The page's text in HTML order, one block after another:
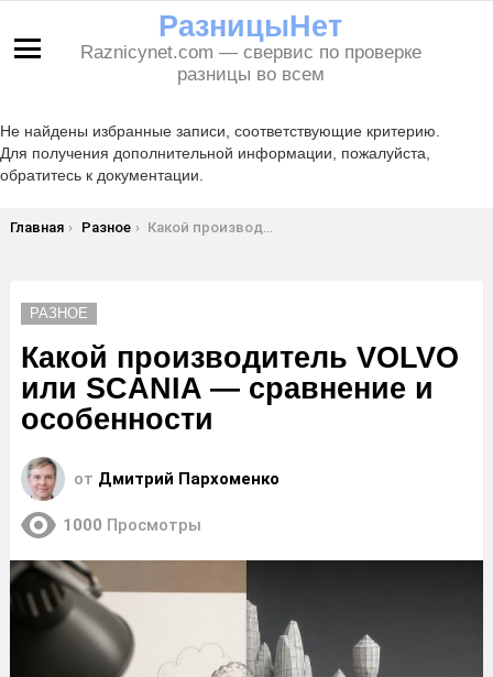
РазницыНет
Raznicynet.com — свервис по проверке
разницы во всем
Не найдены избранные записи, соответствующие критерию.
Для получения дополнительной информации, пожалуйста,
обратитесь к документации.
Вы здесь:
Главная Разное Какой производитель VOLVO или SCANIA — сравнение и особенности
РАЗНОЕ
Какой производитель VOLVO
или SCANIA — сравнение и
особенности
от Дмитрий Пархоменко
1000 Просмотры